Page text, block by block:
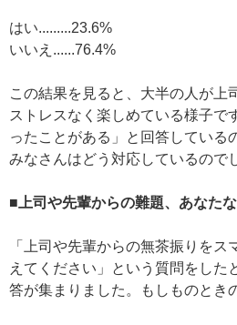
はい.........23.6%
いいえ......76.4%
この結果を見ると、大半の人が上
ストレスなく楽しめている様子で
ったことがある」と回答している
みなさんはどう対応しているので
■上司や先輩からの難題、あなた
「上司や先輩からの無茶振りをス
えてください」という質問をした
答が集まりました。もしものとき